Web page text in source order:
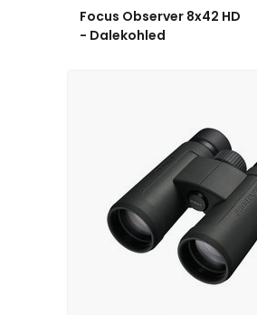
Focus Observer 8x42 HD
- Dalekohled